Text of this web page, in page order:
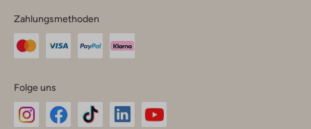
Zahlungsmethoden
Folge uns